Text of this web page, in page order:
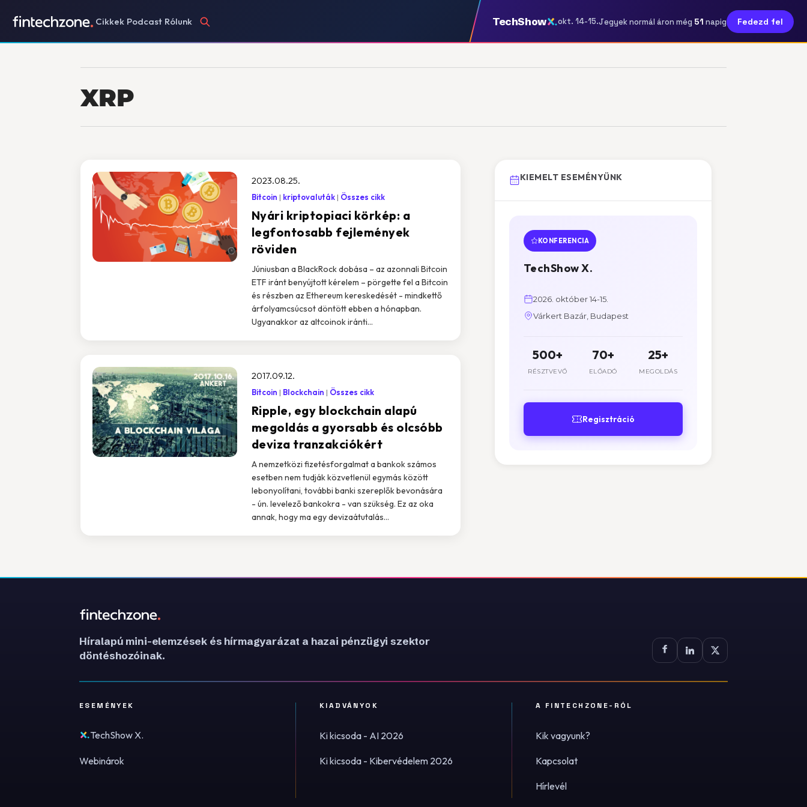
Cikkek Podcast Rólunk TechShow okt. 14-15.Jegyek normál áron még 51 napig Fedezd fel
XRP
Nyári kriptopiaci körkép: a
legfontosabb fejlemények
röviden
2023.08.25.
Bitcoin kriptovaluták Összes cikk
Júniusban a BlackRock dobása – az azonnali Bitcoin
ETF iránt benyújtott kérelem – pörgette fel a Bitcoin
és részben az Ethereum kereskedését - mindkettő
árfolyamcsúcsot döntött ebben a hónapban.
Ugyanakkor az altcoinok iránti...
Ripple, egy blockchain alapú
megoldás a gyorsabb és olcsóbb
deviza tranzakciókért
2017.09.12.
Bitcoin Blockchain Összes cikk
A nemzetközi fizetésforgalmat a bankok számos
esetben nem tudják közvetlenül egymás között
lebonyolítani, további banki szereplők bevonására
- ún. levelező bankokra - van szükség. Ez az oka
annak, hogy ma egy devizaátutalás...
KIEMELT ESEMÉNYÜNK
KONFERENCIA
TechShow X.
2026. október 14-15.
Várkert Bazár, Budapest
500+
RÉSZTVEVŐ
70+
ELŐADÓ
25+
MEGOLDÁS
Regisztráció
Híralapú mini-elemzések és hírmagyarázat a hazai pénzügyi szektor
döntéshozóinak.
ESEMÉNYEK
TechShow X.
Webinárok
KIADVÁNYOK
Ki kicsoda - AI 2026
Ki kicsoda - Kibervédelem 2026
A FINTECHZONE-RÓL
Kik vagyunk?
Kapcsolat
Hírlevél